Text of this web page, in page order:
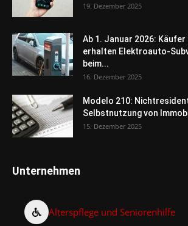
19. Dezember 2025
Ab 1. Januar 2026: Käufer
erhalten Elektroauto-
beim...
16. Dezember 2025
Modelo 210:
Selbstnutzung von
15. Dezember 2025
Unternehmen
Alterspflege und Seniorenhilfe